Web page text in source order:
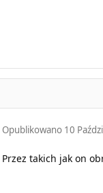
Opublikowano 10
Przez takich jak on